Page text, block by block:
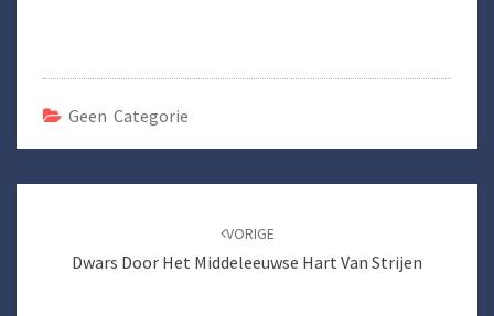
Geen Categorie
VORIGE
Dwars Door Het Middeleeuwse Hart Van Strijen